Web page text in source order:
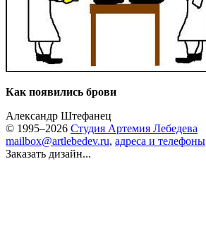
Как появились брови
Александр Штефанец
© 1995–2026 Студия Артемия Лебедева
mailbox@artlebedev.ru, адреса и телефоны
Заказать дизайн...